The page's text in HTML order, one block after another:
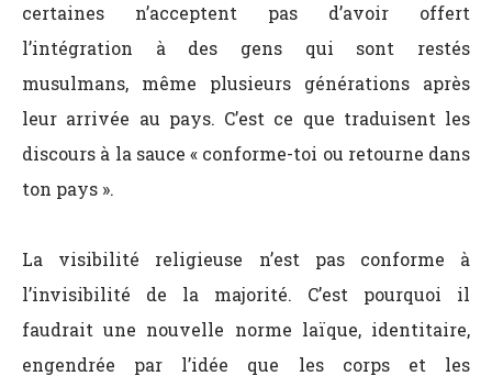
certaines n’acceptent pas d’avoir offert
l’intégration à des gens qui sont restés
musulmans, même plusieurs générations après
leur arrivée au pays. C’est ce que traduisent les
discours à la sauce « conforme-toi ou retourne dans
ton pays ».
La visibilité religieuse n’est pas conforme à
l’invisibilité de la majorité. C’est pourquoi il
faudrait une nouvelle norme laïque, identitaire,
engendrée par l’idée que les corps et les